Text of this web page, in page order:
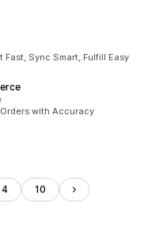
Fast, Sync Smart, Fulfill Easy
with Accuracy
4 10